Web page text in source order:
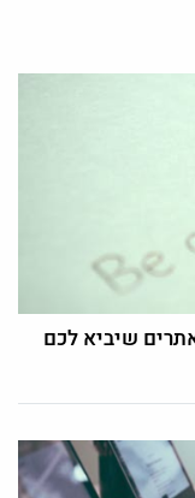
אתרים שיביא לכם